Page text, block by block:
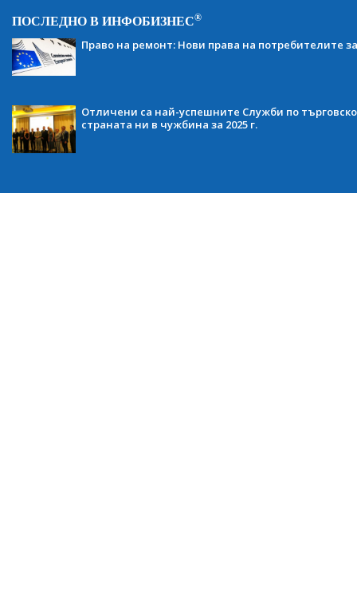
ПОСЛЕДНО В ИНФОБИЗНЕС®
Право на ремонт: Нови права на потребителите
Отличени са най-успешните Служби по
страната ни в чужбина за 2025 г.